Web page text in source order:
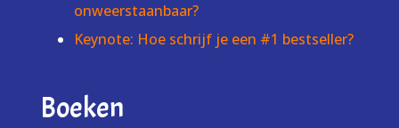
onweerstaanbaar?
Keynote: Hoe schrijf je een #1 bestseller?
Boeken